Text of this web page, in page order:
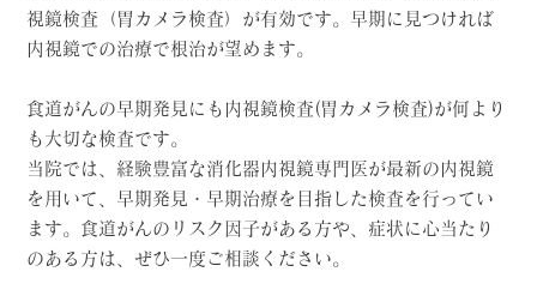
視鏡検査（胃カメラ検査）が有効です。早期に見つければ
内視鏡での治療で根治が望めます。
食道がんの早期発見にも内視鏡検査(胃カメラ検査)が何より
も大切な検査です。
当院では、経験豊富な消化器内視鏡専門医が最新の内視鏡
を用いて、早期発見・早期治療を目指した検査を行ってい
ます。食道がんのリスク因子がある方や、症状に心当たり
のある方は、ぜひ一度ご相談ください。